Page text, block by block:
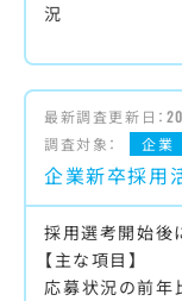
況
最新調査更新日：
調査対象：
企業
企業新卒採用
採用選考開始後
【主な項目】
応募状況の前年